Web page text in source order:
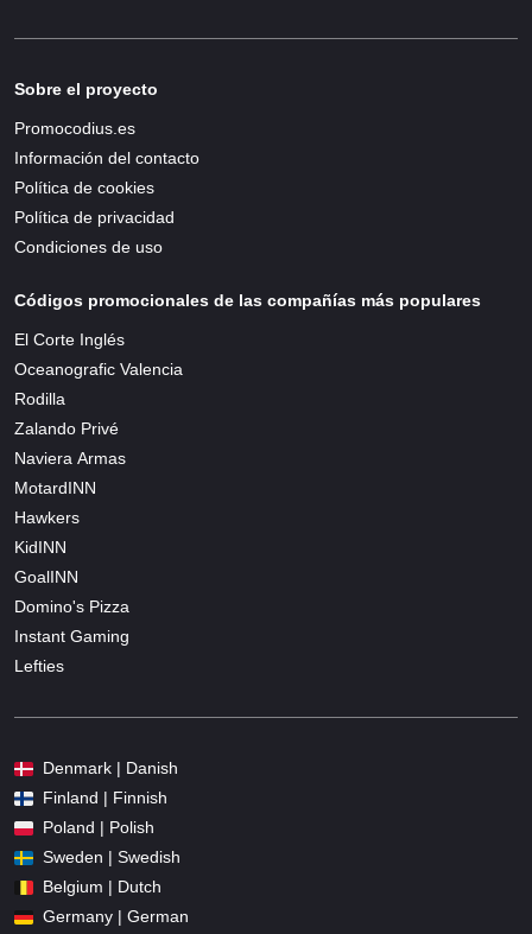
Sobre el proyecto
Promocodius.es
Información del contacto
Política de cookies
Política de privacidad
Condiciones de uso
Códigos promocionales de las compañías más populares
El Corte Inglés
Oceanografic Valencia
Rodilla
Zalando Privé
Naviera Armas
MotardINN
Hawkers
KidINN
GoalINN
Domino's Pizza
Instant Gaming
Lefties
Denmark | Danish
Finland | Finnish
Poland | Polish
Sweden | Swedish
Belgium | Dutch
Germany | German